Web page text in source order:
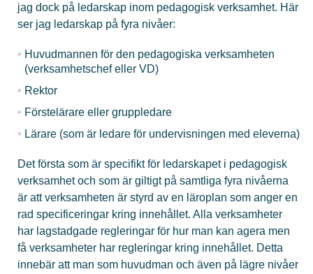
jag dock på ledarskap inom pedagogisk verksamhet. Här
ser jag ledarskap på fyra nivåer:
Huvudmannen för den pedagogiska verksamheten
(verksamhetschef eller VD)
Rektor
Förstelärare eller gruppledare
Lärare (som är ledare för undervisningen med eleverna)
Det första som är specifikt för ledarskapet i pedagogisk
verksamhet och som är giltigt på samtliga fyra nivåerna
är att verksamheten är styrd av en läroplan som anger en
rad specificeringar kring innehållet. Alla verksamheter
har lagstadgade regleringar för hur man kan agera men
få verksamheter har regleringar kring innehållet. Detta
innebär att man som huvudman och även på lägre nivåer